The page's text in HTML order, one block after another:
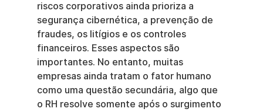
riscos corporativos ainda prioriza a
segurança cibernética, a prevenção de
fraudes, os litígios e os controles
financeiros. Esses aspectos são
importantes. No entanto, muitas
empresas ainda tratam o fator humano
como uma questão secundária, algo que
o RH resolve somente após o surgimento